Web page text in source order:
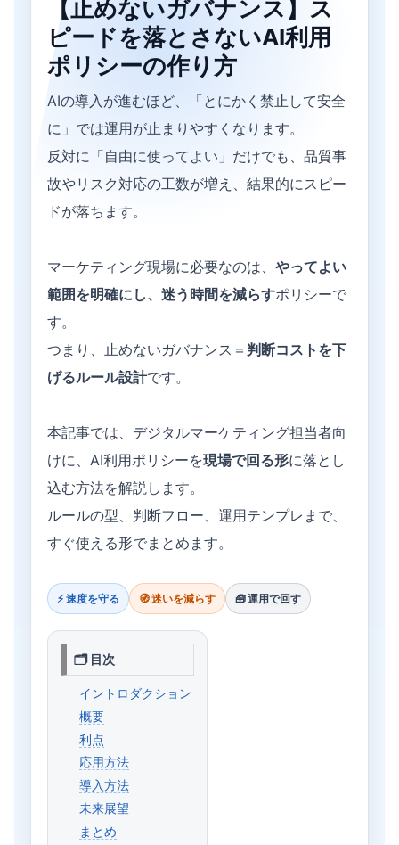
【止めないガバナンス】ス
ピードを落とさないAI利用
ポリシーの作り方
AIの導入が進むほど、「とにかく禁止して安全
に」では運用が止まりやすくなります。
反対に「自由に使ってよい」だけでも、品質事
故やリスク対応の工数が増え、結果的にスピー
ドが落ちます。
マーケティング現場に必要なのは、 やってよい
範囲を明確にし、迷う時間を減らすポリシーで
す。
つまり、止めないガバナンス＝ 判断コストを下
げるルール設計です。
本記事では、デジタルマーケティング担当者向
けに、AI利用ポリシーを現場で回る形に落とし
込む方法を解説します。
ルールの型、判断フロー、運用テンプレまで、
すぐ使える形でまとめます。
⚡ 速度を守る 🧭 迷いを減らす 🧰 運用で回す
🗂 目次
イントロダクション
概要
利点
応用方法
導入方法
未来展望
まとめ